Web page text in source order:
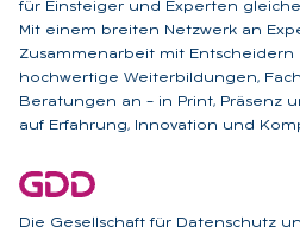
für Einsteiger und Experten
Mit einem breiten Netzwerk an
Zusammenarbeit mit Entscheidern
hochwertige Weiterbildungen,
Beratungen an – in Print, Präsenz
auf Erfahrung, Innovation und
Die Gesellschaft für Datenschutz